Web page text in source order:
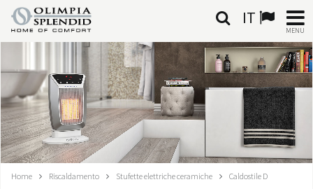
IT
MENU
HOME
CLIMATIZZAZIONE
RISCALDAMENTO
Home Riscaldamento Stufette elettriche ceramiche Caldostile D